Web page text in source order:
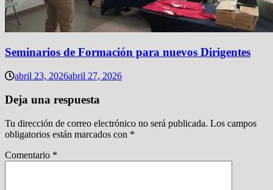
Seminarios de Formación para nuevos Dirigentes
abril 23, 2026abril 27, 2026
Deja una respuesta
Tu dirección de correo electrónico no será publicada. Los campos
obligatorios están marcados con *
Comentario *